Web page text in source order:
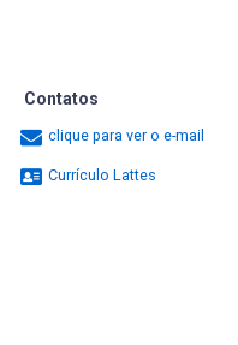
Contatos
clique para ver o e-mail
Currículo Lattes